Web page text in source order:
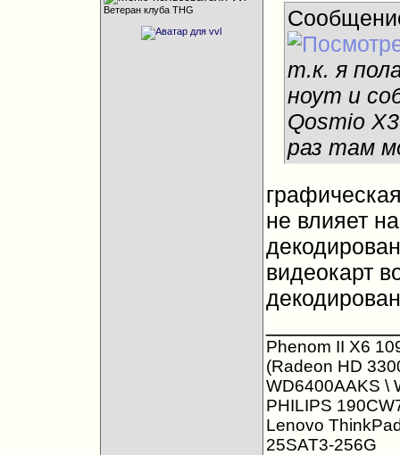
Ветеран клуба THG
т.к. я
ноут и
Qosmio
раз там
не влияет
видеокарт
Phenom II X6
(Radeon HD
WD6400AAKS \
PHILIPS
Lenovo
25SAT3-256G